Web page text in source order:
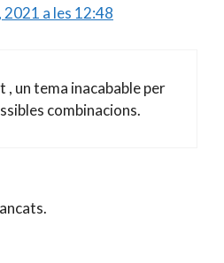
2021 a les 12:48
un tema inacabable per
combinacions.